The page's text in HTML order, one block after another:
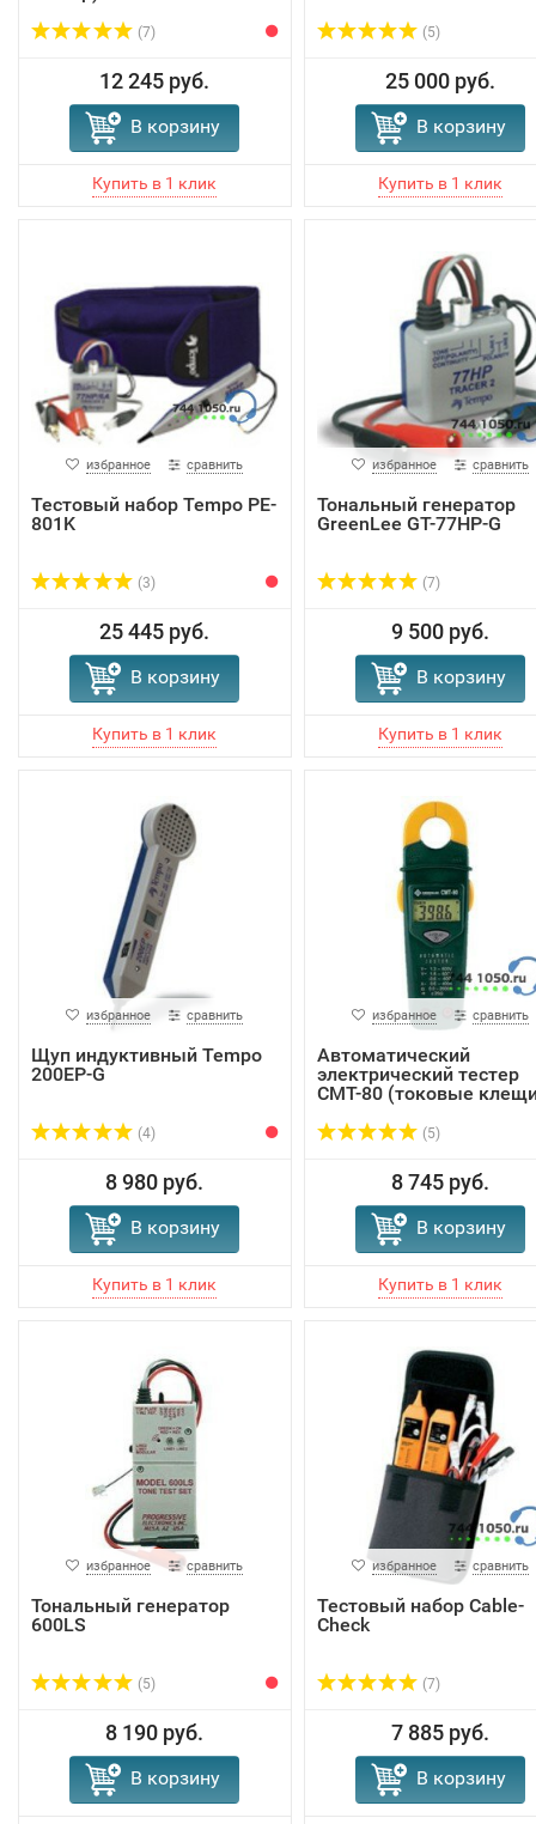
(7)
12 245 руб.
В корзину
(5)
25 000 руб.
В корзину
избранное сравнить
Тестовый набор Tempo PE-
801K
(3)
25 445 руб.
В корзину
избранное сравнить
Тональный генератор
GreenLee GT-77HP-G
(7)
9 500 руб.
В корзину
избранное сравнить
Щуп индуктивный Tempo
200EP-G
(4)
8 980 руб.
В корзину
избранное сравнить
Автоматический
электрический тестер
CMT-80 (токовые
(5)
8 745 руб.
В корзину
избранное сравнить
Тональный генератор
600LS
(5)
8 190 руб.
В корзину
избранное сравнить
Тестовый набор Cable-
Check
(7)
7 885 руб.
В корзину